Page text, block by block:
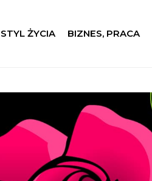
STYL ŻYCIA BIZNES, PRACA